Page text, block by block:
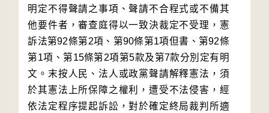
明定不得聲請之事項、聲請不合程式或不備其
他要件者，審查庭得以一致決裁定不受理，憲
訴法第92條第2項、第90條第1項但書、第92條
第1項、第15條第2項第5款及第7款分別定有明
文。末按人民、法人或政黨聲請解釋憲法，須
於其憲法上所保障之權利，遭受不法侵害，經
依法定程序提起訴訟，對於確定終局裁判所適